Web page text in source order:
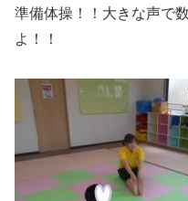
準備体操！！大きな声で
よ！！